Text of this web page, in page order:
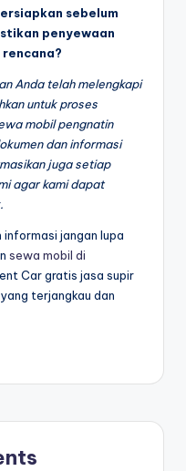
sebelum
penyewaan
Anda telah melengkapi
untuk proses
mobil pengnatin
dan informasi
juga setiap
agar kami dapat
jangan lupa
sewa mobil di
Car gratis jasa supir
terjangkau dan